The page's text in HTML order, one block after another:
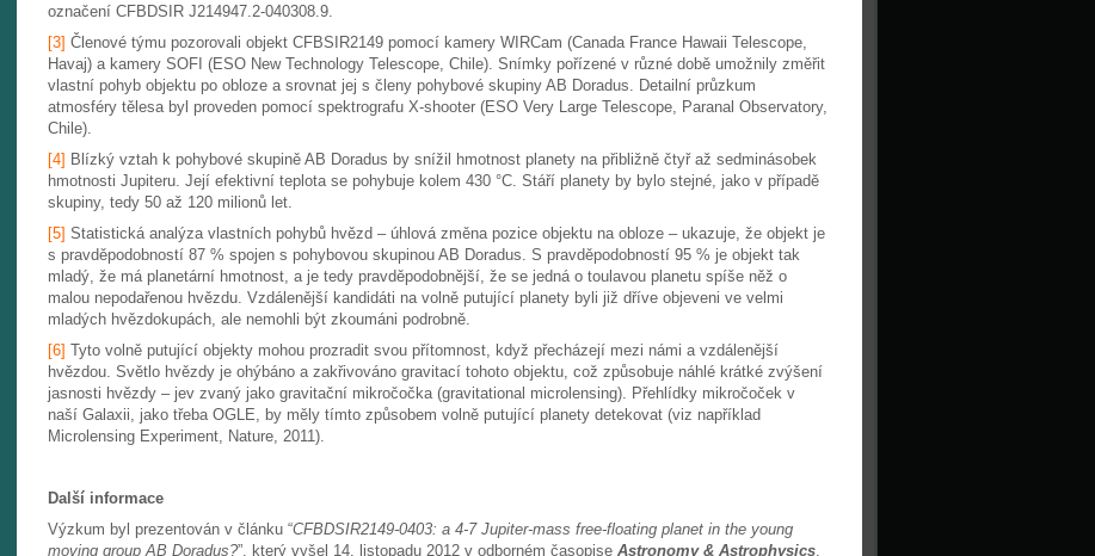
označení CFBDSIR J214947.2-040308.9.
[3] Členové týmu pozorovali objekt CFBSIR2149 pomocí kamery WIRCam (Canada France Hawaii Telescope,
Havaj) a kamery SOFI (ESO New Technology Telescope, Chile). Snímky pořízené v různé době umožnily změřit
vlastní pohyb objektu po obloze a srovnat jej s členy pohybové skupiny AB Doradus. Detailní průzkum
atmosféry tělesa byl proveden pomocí spektrografu X-shooter (ESO Very Large Telescope, Paranal Observatory,
Chile).
[4] Blízký vztah k pohybové skupině AB Doradus by snížil hmotnost planety na přibližně čtyř až sedminásobek
hmotnosti Jupiteru. Její efektivní teplota se pohybuje kolem 430 °C. Stáří planety by bylo stejné, jako v případě
skupiny, tedy 50 až 120 milionů let.
[5] Statistická analýza vlastních pohybů hvězd – úhlová změna pozice objektu na obloze – ukazuje, že objekt je
s pravděpodobností 87 % spojen s pohybovou skupinou AB Doradus. S pravděpodobností 95 % je objekt tak
mladý, že má planetární hmotnost, a je tedy pravděpodobnější, že se jedná o toulavou planetu spíše něž o
malou nepodařenou hvězdu. Vzdálenější kandidáti na volně putující planety byli již dříve objeveni ve velmi
mladých hvězdokupách, ale nemohli být zkoumáni podrobně.
[6] Tyto volně putující objekty mohou prozradit svou přítomnost, když přecházejí mezi námi a vzdálenější
hvězdou. Světlo hvězdy je ohýbáno a zakřivováno gravitací tohoto objektu, což způsobuje náhlé krátké zvýšení
jasnosti hvězdy – jev zvaný jako gravitační mikročočka (gravitational microlensing). Přehlídky mikročoček v
naší Galaxii, jako třeba OGLE, by měly tímto způsobem volně putující planety detekovat (viz například
Microlensing Experiment, Nature, 2011).
Další informace
Výzkum byl prezentován v článku “CFBDSIR2149-0403: a 4-7 Jupiter-mass free-floating planet in the young
moving group AB Doradus?”, který vyšel 14. listopadu 2012 v odborném časopise Astronomy & Astrophysics.